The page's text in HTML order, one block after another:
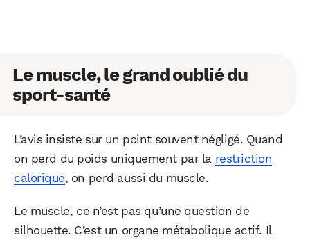
Le muscle, le grand oublié du
sport-santé
L’avis insiste sur un point souvent négligé. Quand
on perd du poids uniquement par la restriction
calorique, on perd aussi du muscle.
Le muscle, ce n’est pas qu’une question de
silhouette. C’est un organe métabolique actif. Il